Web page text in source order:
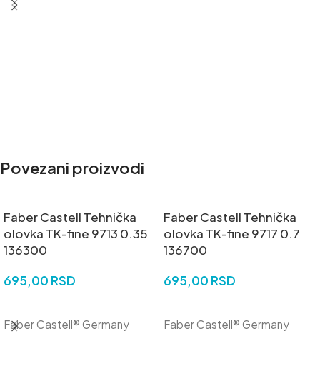
Povezani proizvodi
Faber Castell Tehnička
olovka TK-fine 9713 0.35
136300
695,00 RSD
Faber Castell® Germany
Faber Castell Tehnička
olovka TK-fine 9717 0.7
136700
695,00 RSD
Faber Castell® Germany